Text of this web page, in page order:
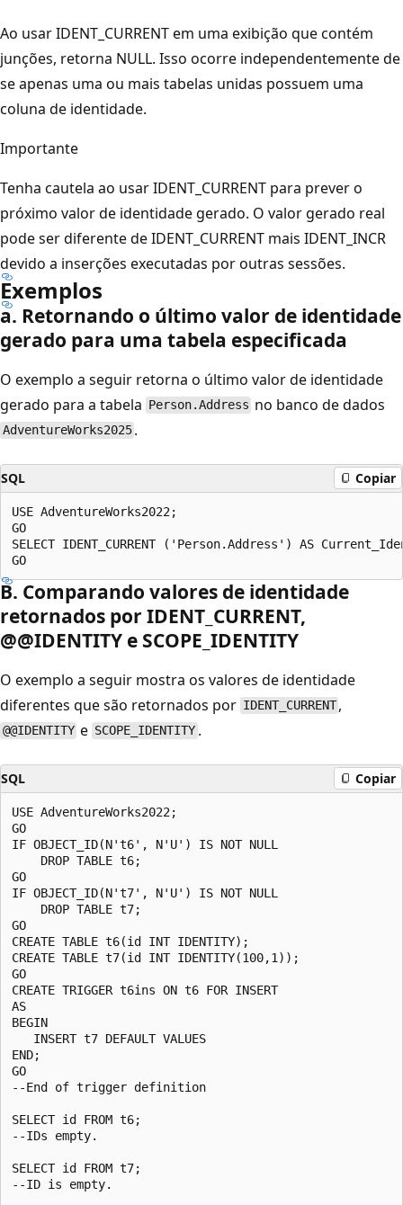
Ao usar IDENT_CURRENT em uma exibição que contém
junções, retorna NULL. Isso ocorre independentemente de
se apenas uma ou mais tabelas unidas possuem uma
coluna de identidade.
Importante
Tenha cautela ao usar IDENT_CURRENT para prever o
próximo valor de identidade gerado. O valor gerado real
pode ser diferente de IDENT_CURRENT mais IDENT_INCR
devido a inserções executadas por outras sessões.
Exemplos
a. Retornando o último valor de identidade
gerado para uma tabela especificada
O exemplo a seguir retorna o último valor de identidade
gerado para a tabela Person.Address no banco de dados
AdventureWorks2025 .
SQL Copiar
USE AdventureWorks2022;
GO
SELECT IDENT_CURRENT ('Person.Address') AS
B. Comparando valores de identidade
retornados por IDENT_CURRENT,
@@IDENTITY e SCOPE_IDENTITY
O exemplo a seguir mostra os valores de identidade
diferentes que são retornados por IDENT_CURRENT ,
@@IDENTITY e SCOPE_IDENTITY .
SQL Copiar
USE AdventureWorks2022;
GO
IF OBJECT_ID(N't6', N'U') IS NOT NULL
    DROP TABLE t6;
GO
IF OBJECT_ID(N't7', N'U') IS NOT NULL
    DROP TABLE t7;
GO
CREATE TABLE t6(id INT IDENTITY);
CREATE TABLE t7(id INT IDENTITY(100,1));
GO
CREATE TRIGGER t6ins ON t6 FOR INSERT
AS
BEGIN
   INSERT t7 DEFAULT VALUES
END;
GO
--End of trigger definition
SELECT id FROM t6;
--IDs empty.
SELECT id FROM t7;
--ID is empty.